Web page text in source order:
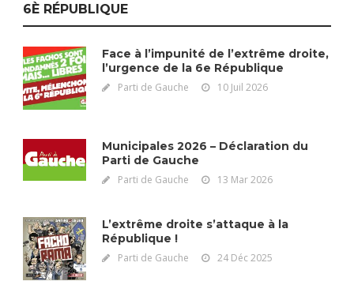
6È RÉPUBLIQUE
Face à l’impunité de l’extrême droite,
l’urgence de la 6e République
Parti de Gauche 10 Juil 2026
Municipales 2026 – Déclaration du
Parti de Gauche
Parti de Gauche 13 Mar 2026
L’extrême droite s’attaque à la
République !
Parti de Gauche 24 Déc 2025